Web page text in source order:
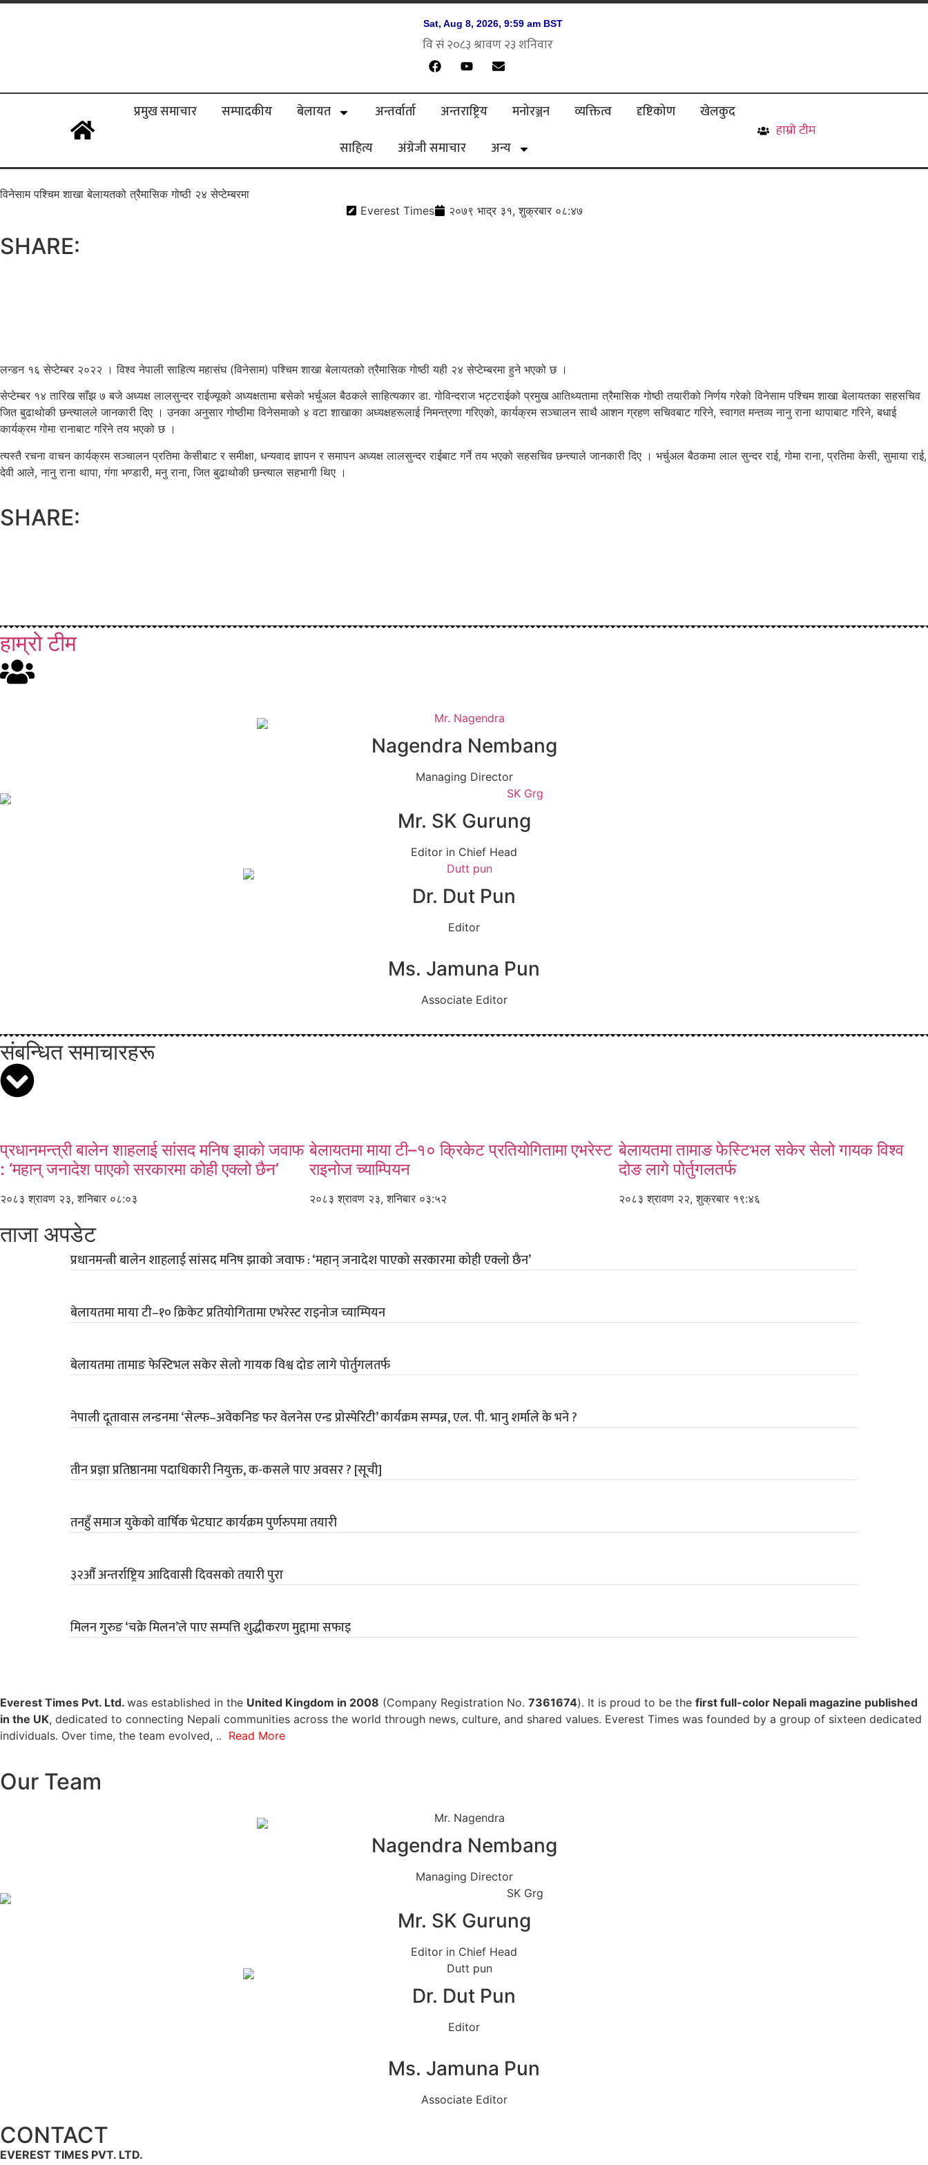
प्रमुख समाचार सम्पादकीय बेलायत अन्तर्वार्ता अन्तराष्ट्रिय मनोरञ्जन व्यक्तित्व दृष्टिकोण
खेलकुद
साहित्य
अंग्रेजी समाचार अन्य
हाम्रो टीम
विनेसाम पश्चिम शाखा बेलायतको त्रैमासिक गोष्ठी २४ सेप्टेम्बरमा
Everest Times
२०७९ भाद्र ३१, शुक्रबार ०८:४७
SHARE:
लन्डन १६ सेप्टेम्बर २०२२ । विश्व नेपाली साहित्य महासंघ (विनेसाम) पश्चिम शाखा बेलायतको त्रैमासिक गोष्ठी यही २४ सेप्टेम्बरमा हुने भएको छ ।
सेप्टेम्बर १४ तारिख साँझ ७ बजे अध्यक्ष लालसुन्दर राईज्यूको अध्यक्षतामा बसेको भर्चुअल बैठकले साहित्यकार डा. गोविन्दराज भट्टराईको प्रमुख आतिथ्यतामा त्रैमासिक गोष्ठी तयारीको निर्णय गरेको विनेसाम पश्चिम शाखा बेलायतका सहसचिव
जित बुढाथोकी छन्त्यालले जानकारी दिए । उनका अनुसार गोष्ठीमा विनेसमाको ४ वटा शाखाका अध्यक्षहरूलाई निमन्त्रणा गरिएको, कार्यक्रम सञ्चालन साथै आशन ग्रहण सचिवबाट गरिने, स्वागत मन्तव्य नानु राना थापाबाट गरिने, बधाई
कार्यक्रम गोमा रानाबाट गरिने तय भएको छ ।
त्यस्तै रचना वाचन कार्यक्रम सञ्चालन प्रतिमा केसीबाट र समीक्षा, धन्यवाद ज्ञापन र समापन अध्यक्ष लालसुन्दर राईबाट गर्ने तय भएको सहसचिव छन्त्याले जानकारी दिए । भर्चुअल बैठकमा लाल सुन्दर राई, गोमा राना, प्रतिमा केसी, सुमाया राई,
देवी आले, नानु राना थापा, गंगा भण्डारी, मनु राना, जित बुढाथोकी छन्त्याल सहभागी थिए ।
SHARE:
हाम्रो टीम
Nagendra Nembang
Managing Director
Mr. SK Gurung
Editor in Chief Head
Dr. Dut Pun
Editor
Ms. Jamuna Pun
Associate Editor
संबन्धित समाचारहरू
प्रधानमन्त्री बालेन शाहलाई सांसद मनिष झाको जवाफ
: ‘महान् जनादेश पाएको सरकारमा कोही एक्लो छैन’
२०८३ श्रावण २३, शनिबार ०८:०३
बेलायतमा माया टी–१० क्रिकेट प्रतियोगितामा एभरेस्ट
राइनोज च्याम्पियन
२०८३ श्रावण २३, शनिबार ०३:५२
बेलायतमा तामाङ फेस्टिभल सकेर सेलो गायक विश्व
दोङ लागे पोर्तुगलतर्फ
२०८३ श्रावण २२, शुक्रबार १९:४६
ताजा अपडेट
प्रधानमन्त्री बालेन शाहलाई सांसद मनिष झाको जवाफ : ‘महान् जनादेश पाएको सरकारमा कोही एक्लो छैन’
बेलायतमा माया टी–१० क्रिकेट प्रतियोगितामा एभरेस्ट राइनोज च्याम्पियन
बेलायतमा तामाङ फेस्टिभल सकेर सेलो गायक विश्व दोङ लागे पोर्तुगलतर्फ
नेपाली दूतावास लन्डनमा ‘सेल्फ–अवेकनिङ फर वेलनेस एन्ड प्रोस्पेरिटी’ कार्यक्रम सम्पन्न, एल. पी. भानु शर्माले के भने ?
तीन प्रज्ञा प्रतिष्ठानमा पदाधिकारी नियुक्त, क-कसले पाए अवसर ? [सूची]
तनहुँ समाज युकेको वार्षिक भेटघाट कार्यक्रम पुर्णरुपमा तयारी
३२औँ अन्तर्राष्ट्रिय आदिवासी दिवसको तयारी पुरा
मिलन गुरुङ ‘चक्रे मिलन’ले पाए सम्पत्ति शुद्धीकरण मुद्दामा सफाइ
Everest Times Pvt. Ltd. was established in the United Kingdom in 2008 (Company Registration No. 7361674). It is proud to be the first full-color Nepali magazine published
in the UK, dedicated to connecting Nepali communities across the world through news, culture, and shared values. Everest Times was founded by a group of sixteen dedicated
individuals. Over time, the team evolved, .. Read More
Our Team
Nagendra Nembang
Managing Director
Mr. SK Gurung
Editor in Chief Head
Dr. Dut Pun
Editor
Ms. Jamuna Pun
Associate Editor
CONTACT
EVEREST TIMES PVT. LTD.